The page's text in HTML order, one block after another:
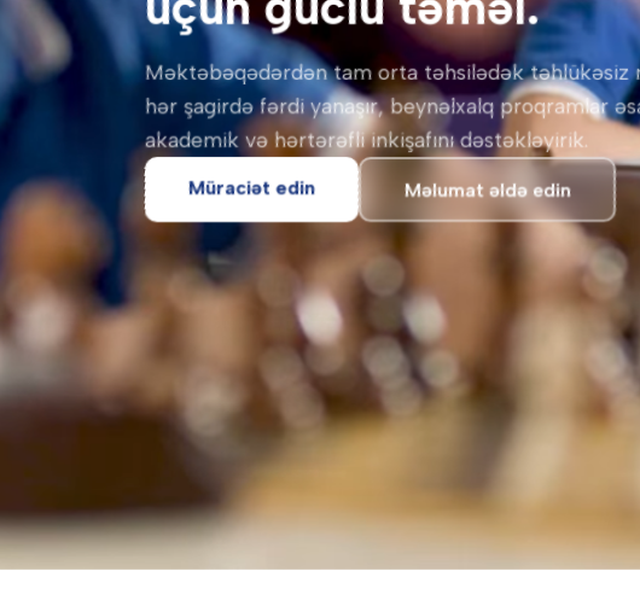
Məktəbəqədərdən tam orta təhsilədək təhlükəsiz
hər şagirdə fərdi yanaşır, beynəlxalq proqramlar
akademik və hərtərəfli inkişafını dəstəkləyirik.
Müraciət edin Məlumat əldə edin